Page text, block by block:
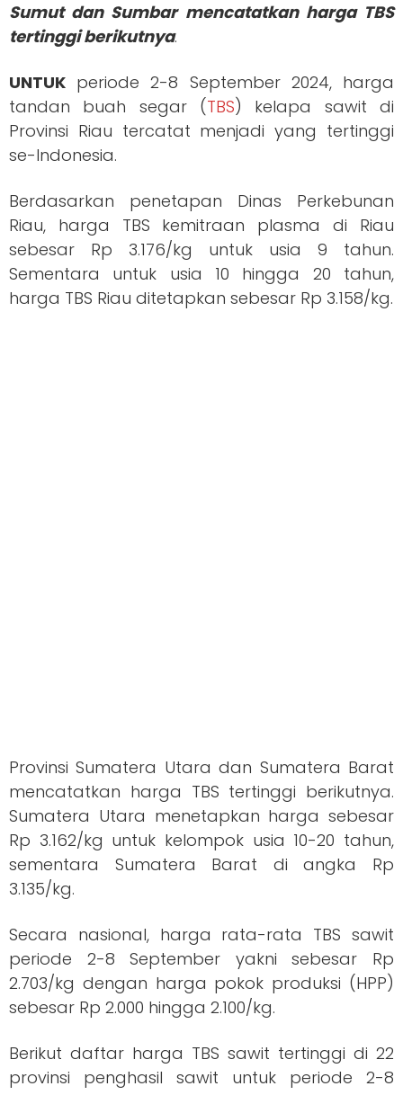
Sumut dan Sumbar mencatatkan harga TBS
tertinggi berikutnya.
UNTUK periode 2-8 September 2024, harga
tandan buah segar (TBS) kelapa sawit di
Provinsi Riau tercatat menjadi yang tertinggi
se-Indonesia.
Berdasarkan penetapan Dinas Perkebunan
Riau, harga TBS kemitraan plasma di Riau
sebesar Rp 3.176/kg untuk usia 9 tahun.
Sementara untuk usia 10 hingga 20 tahun,
harga TBS Riau ditetapkan sebesar Rp 3.158/kg.
Provinsi Sumatera Utara dan Sumatera Barat
mencatatkan harga TBS tertinggi berikutnya.
Sumatera Utara menetapkan harga sebesar
Rp 3.162/kg untuk kelompok usia 10-20 tahun,
sementara Sumatera Barat di angka Rp
3.135/kg.
Secara nasional, harga rata-rata TBS sawit
periode 2-8 September yakni sebesar Rp
2.703/kg dengan harga pokok produksi (HPP)
sebesar Rp 2.000 hingga 2.100/kg.
Berikut daftar harga TBS sawit tertinggi di 22
provinsi penghasil sawit untuk periode 2-8